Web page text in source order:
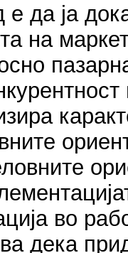
е да ја
на
во
дека